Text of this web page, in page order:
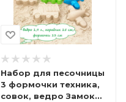
Набор для песочницы
3 формочки техника,
совок, ведро Замок